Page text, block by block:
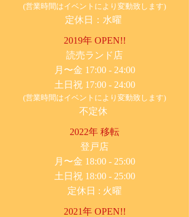
(営業時間はイベントにより変動致します)
定休日：水曜
2019年 OPEN!!
​読売ランド店
月〜金 17:00 - 24:00
土日祝 17:00 - 24:00
(営業時間はイベントにより変動致します)
不定休
2022年 移転
​登戸店
月〜金 18:00 - 25:00
土日祝 18:00 - 25:00
​定休日 : 火曜
2021年 OPEN!!